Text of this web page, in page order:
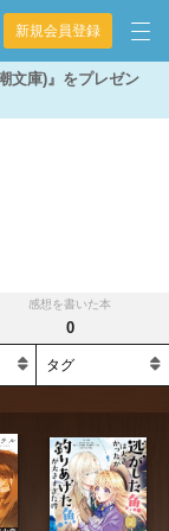
新規会員登録
文庫)』をプレゼン
感想を書いた本
0